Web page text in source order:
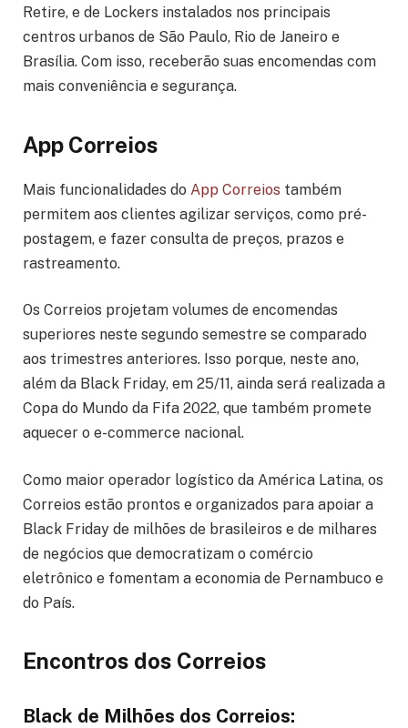
Retire, e de Lockers instalados nos principais
centros urbanos de São Paulo, Rio de Janeiro e
Brasília. Com isso, receberão suas encomendas com
mais conveniência e segurança.
App Correios
Mais funcionalidades do App Correios também
permitem aos clientes agilizar serviços, como pré-
postagem, e fazer consulta de preços, prazos e
rastreamento.
Os Correios projetam volumes de encomendas
superiores neste segundo semestre se comparado
aos trimestres anteriores. Isso porque, neste ano,
além da Black Friday, em 25/11, ainda será realizada a
Copa do Mundo da Fifa 2022, que também promete
aquecer o e-commerce nacional.
Como maior operador logístico da América Latina, os
Correios estão prontos e organizados para apoiar a
Black Friday de milhões de brasileiros e de milhares
de negócios que democratizam o comércio
eletrônico e fomentam a economia de Pernambuco e
do País.
Encontros dos Correios
Black de Milhões dos Correios: